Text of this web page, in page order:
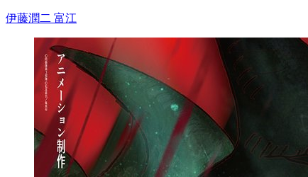
伊藤潤二 富江